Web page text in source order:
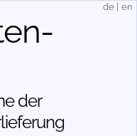
der
de en